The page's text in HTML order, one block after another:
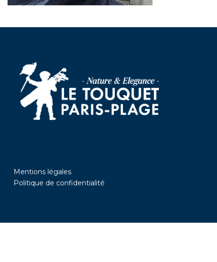
Mentions légales
Politique de confidentialité